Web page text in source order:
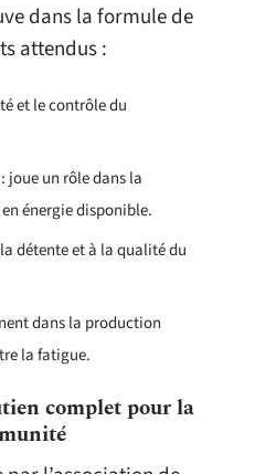
dans la formule de
attendus :
et le contrôle du
: joue un rôle dans la
énergie disponible.
détente et à la qualité du
dans la production
la fatigue.
complet pour la